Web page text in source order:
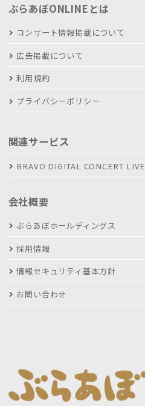
ぶらあぼONLINEとは
コンサート情報掲載について
広告掲載について
利用規約
プライバシーポリシー
関連サービス
BRAVO DIGITAL CONCERT LIVE
会社概要
ぶらあぼホールディングス
採用情報
情報セキュリティ基本方針
お問い合わせ